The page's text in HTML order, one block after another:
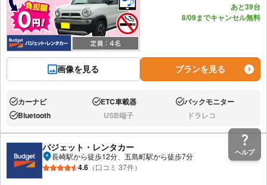
画像を見る
あと39台
8/09までキャンセル無料
プランを見る
あり:カーナビ あり:ETC車載器 あり:バックモニター
あり:Bluetooth なし:USB端子 なし:ドラレコ
バジェット・レンタカー
長崎駅から徒歩12分、五島町駅から徒歩7分
4.6 （口コミ 37件）
ヘルプ